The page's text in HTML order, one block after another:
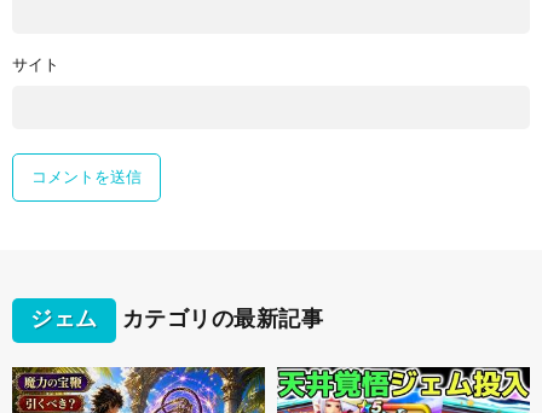
サイト
ジェム カテゴリの最新記事